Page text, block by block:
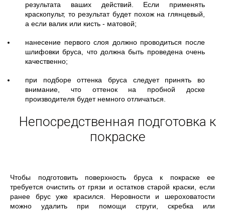
результата ваших действий. Если применять
краскопульт, то результат будет похож на глянцевый,
а если валик или кисть - матовой;
нанесение первого слоя должно проводиться после
шлифовки бруса, что должна быть проведена очень
качественно;
при подборе оттенка бруса следует принять во
внимание, что оттенок на пробной доске
производителя будет немного отличаться.
Непосредственная подготовка к
покраске
Чтобы подготовить поверхность бруса к покраске ее
требуется очистить от грязи и остатков старой краски, если
ранее брус уже красился. Неровности и шероховатости
можно удалить при помощи струги, скребка или